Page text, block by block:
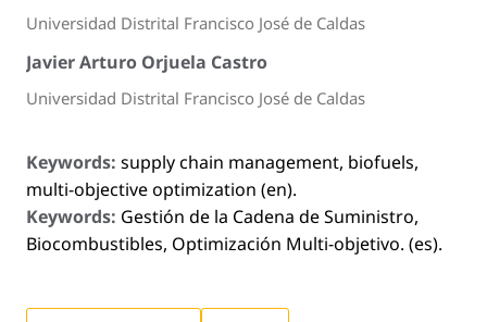
Universidad Distrital Francisco José de Caldas
Javier Arturo Orjuela Castro
Universidad Distrital Francisco José de Caldas
Keywords: supply chain management, biofuels,
multi-objective optimization (en).
Keywords: Gestión de la Cadena de Suministro,
Biocombustibles, Optimización Multi-objetivo. (es).